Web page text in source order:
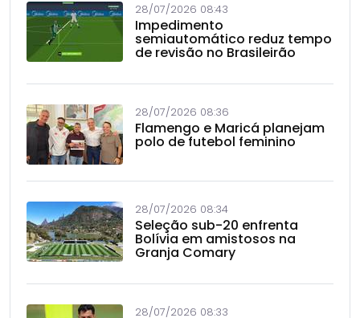
28/07/2026 08:43
Impedimento
semiautomático reduz tempo
de revisão no Brasileirão
28/07/2026 08:36
Flamengo e Maricá planejam
polo de futebol feminino
28/07/2026 08:34
Seleção sub-20 enfrenta
Bolívia em amistosos na
Granja Comary
28/07/2026 08:33